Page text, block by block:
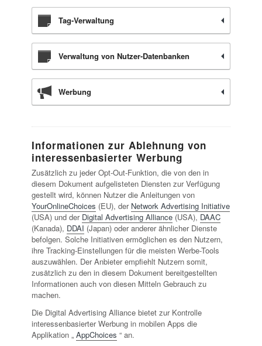
Tag-Verwaltung
Verwaltung von Nutzer-Datenbanken
Werbung
Informationen zur Ablehnung von
interessenbasierter Werbung
Zusätzlich zu jeder Opt-Out-Funktion, die von den in
diesem Dokument aufgelisteten Diensten zur Verfügung
gestellt wird, können Nutzer die Anleitungen von
YourOnlineChoices (EU), der Network Advertising Initiative
(USA) und der Digital Advertising Alliance(USA), DAAC
(Kanada), DDAI (Japan) oder anderer ähnlicher Dienste
befolgen. Solche Initiativen ermöglichen es den Nutzern,
ihre Tracking-Einstellungen für die meisten Werbe-Tools
auszuwählen. Der Anbieter empfiehlt Nutzern somit,
zusätzlich zu den in diesem Dokument bereitgestellten
Informationen auch von diesen Mitteln Gebrauch zu
machen.
Die Digital Advertising Alliance bietet zur Kontrolle
interessenbasierter Werbung in mobilen Apps die
Applikation „ AppChoices “ an.